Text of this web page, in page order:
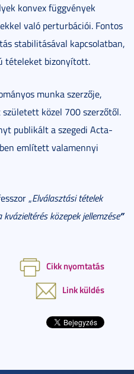
konvex függvények
való perturbációi. Fontos
stabilitásával kapcsolatban,
tételeket bizonyított.
munka szerzője,
közel 700 szerzőtől.
publikált a szegedi Acta-
említett valamennyi
„Elválasztási tételek
közepek jellemzése”
Cikk nyomtatás
Link küldés